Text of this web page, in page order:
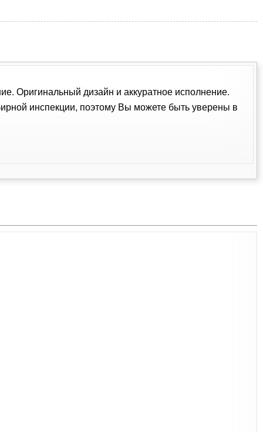
Оригинальный дизайн и аккуратное исполнение.
инспекции, поэтому Вы можете быть уверены в